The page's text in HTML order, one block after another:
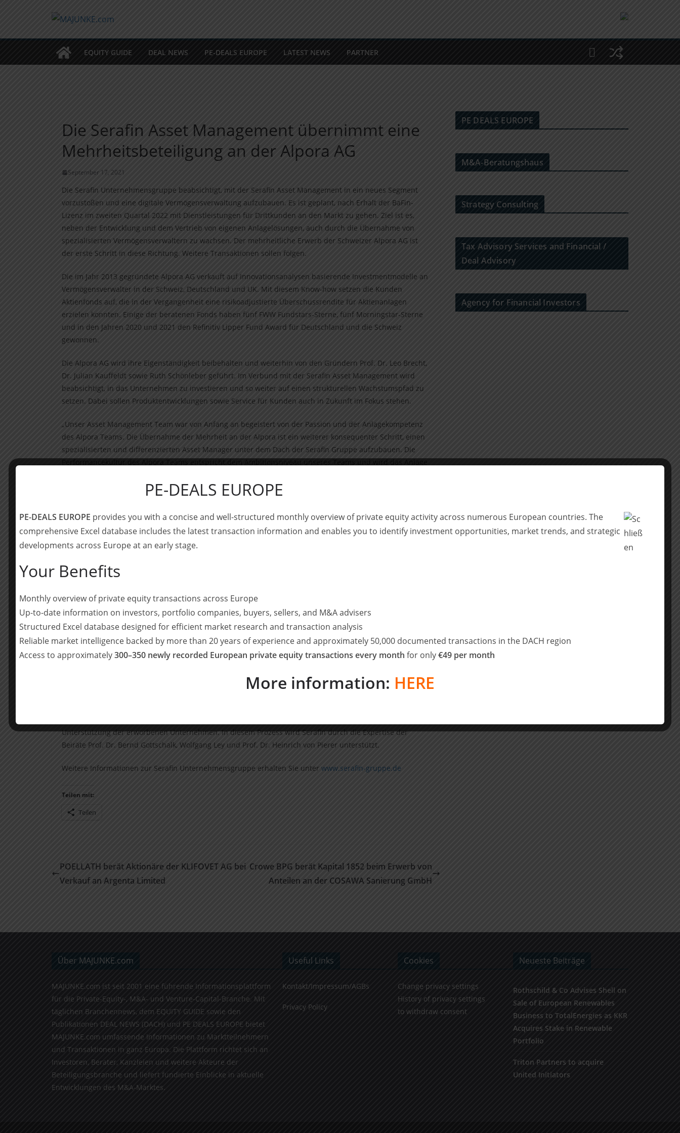
EQUITY GUIDE DEAL NEWS PE-DEALS EUROPE LATEST NEWS PARTNER
Die Serafin Asset Management übernimmt eine
Mehrheitsbeteiligung an der Alpora AG
September 17, 2021
Die Serafin Unternehmensgruppe beabsichtigt, mit der Serafin Asset Management in ein neues Segment
vorzustoßen und eine digitale Vermögensverwaltung aufzubauen. Es ist geplant, nach Erhalt der BaFin-
Lizenz im zweiten Quartal 2022 mit Dienstleistungen für Drittkunden an den Markt zu gehen. Ziel ist es,
neben der Entwicklung und dem Vertrieb von eigenen Anlagelösungen, auch durch die Übernahme von
spezialisierten Vermögensverwaltern zu wachsen. Der mehrheitliche Erwerb der Schweizer Alpora AG ist
der erste Schritt in diese Richtung. Weitere Transaktionen sollen folgen.
Die im Jahr 2013 gegründete Alpora AG verkauft auf Innovationsanalysen basierende Investmentmodelle an
Vermögensverwalter in der Schweiz, Deutschland und UK. Mit diesem Know-how setzen die Kunden
Aktienfonds auf, die in der Vergangenheit eine risikoadjustierte Überschussrendite für Aktienanlagen
erzielen konnten. Einige der beratenen Fonds haben fünf FWW Fundstars-Sterne, fünf Morningstar-Sterne
und in den Jahren 2020 und 2021 den Refinitiv Lipper Fund Award für Deutschland und die Schweiz
gewonnen.
Die Alpora AG wird ihre Eigenständigkeit beibehalten und weiterhin von den Gründern Prof. Dr. Leo Brecht,
Dr. Julian Kauffeldt sowie Ruth Schönleber geführt. Im Verbund mit der Serafin Asset Management wird
beabsichtigt, in das Unternehmen zu investieren und so weiter auf einen strukturellen Wachstumspfad zu
setzen. Dabei sollen Produktentwicklungen sowie Service für Kunden auch in Zukunft im Fokus stehen.
„Unser Asset Management Team war von Anfang an begeistert von der Passion und der Anlagekompetenz
des Alpora Teams. Die Übernahme der Mehrheit an der Alpora ist ein weiterer konsequenter Schritt, einen
spezialisierten und differenzierten Asset Manager unter dem Dach der Serafin Gruppe aufzubauen. Die
unternehmerische Werte und sich ergänzende Kompetenzen. Wir freuen uns sehr, Teil der Serafin Gruppe
zu werden. Wir sind überzeugt, das innovationseffiziente Unternehmen auch zukünftig Potenzial für
Investoren bieten. Mit unseren Innovationsanalysen und Methoden wollen wir aktiv zum zukünftigen Erfolg
Über Serafin
Serafin ist eine diversifiziert aufgestellte Unternehmensgruppe, deren Philosophie auf die 150-jährige
Unternehmertradition der Gesellschafterfamilie zurückgeht. Dem Leitmotiv „Verantwortung aus Tradition“
folgend, investiert Serafin in Unternehmen, um diese im Einklang mit allen Interessensgruppen weiter zu
entwickeln. Serafin fokussiert sich auch zukünftig, neben der sich im Aufbau befindlichen Serafin Asset
Herausforderungen stehen und einen Jahresumsatz zwischen 20 Mio. Euro und 200 Mio. Euro.
Unterstützung der erworbenen Unternehmen. In diesem Prozess wird Serafin durch die Expertise der
Beiräte Prof. Dr. Bernd Gottschalk, Wolfgang Ley und Prof. Dr. Heinrich von Pierer unterstützt.
Weitere Informationen zur Serafin Unternehmensgruppe erhalten Sie unter www.serafin-gruppe.de
Teilen mit:
Teilen
POELLATH berät Aktionäre der KLIFOVET AG bei
Verkauf an Argenta Limited
Crowe BPG berät Kapital 1852 beim Erwerb von
Anteilen an der COSAWA Sanierung GmbH
PE DEALS EUROPE
M&A-Beratungshaus
Strategy Consulting
Tax Advisory Services and Financial /
Deal Advisory
Agency for Financial Investors
Über MAJUNKE.com
MAJUNKE.com ist seit 2001 eine führende Informationsplattform
für die Private-Equity-, M&A- und Venture-Capital-Branche. Mit
täglichen Branchennews, dem EQUITY GUIDE sowie den
Publikationen DEAL NEWS (DACH) und PE DEALS EUROPE bietet
MAJUNKE.com umfassende Informationen zu Marktteilnehmern
und Transaktionen in ganz Europa. Die Plattform richtet sich an
Investoren, Berater, Kanzleien und weitere Akteure der
Beteiligungsbranche und liefert fundierte Einblicke in aktuelle
Entwicklungen des M&A-Marktes.
Useful Links
Kontakt/Impressum/AGBs
Privacy Policy
Cookies
Change privacy settings
History of privacy settings
to withdraw consent
Neueste Beiträge
Rothschild & Co Advises Shell on
Sale of European Renewables
Business to TotalEnergies as KKR
Acquires Stake in Renewable
Portfolio
Triton Partners to acquire
United Initiators
PE-DEALS EUROPE
PE-DEALS EUROPE provides you with a concise and well-structured monthly overview of private equity activity across numerous European countries. The
comprehensive Excel database includes the latest transaction information and enables you to identify investment opportunities, market trends, and strategic
developments across Europe at an early stage.
Your Benefits
Monthly overview of private equity transactions across Europe
Up-to-date information on investors, portfolio companies, buyers, sellers, and M&A advisers
Structured Excel database designed for efficient market research and transaction analysis
Reliable market intelligence backed by more than 20 years of experience and approximately 50,000 documented transactions in the DACH region
Access to approximately300–350 newly recorded European private equity transactions every month for only€49 per month
More information: HERE